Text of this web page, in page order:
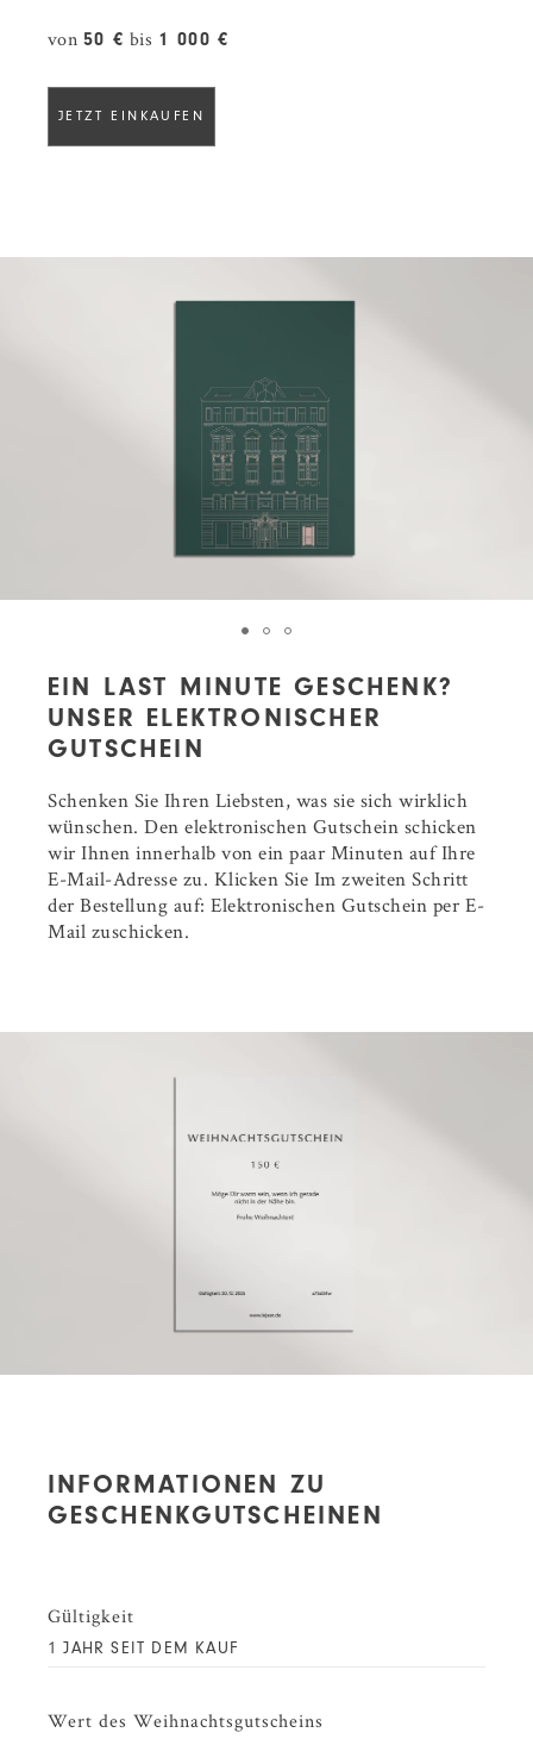
von 50 € bis 1 000 €
JETZT EINKAUFEN
EIN LAST MINUTE GESCHENK?
UNSER ELEKTRONISCHER
GUTSCHEIN
Schenken Sie Ihren Liebsten, was sie sich wirklich
wünschen. Den elektronischen Gutschein schicken
wir Ihnen innerhalb von ein paar Minuten auf Ihre
E-Mail-Adresse zu. Klicken Sie Im zweiten Schritt
der Bestellung auf: Elektronischen Gutschein per E-
Mail zuschicken.
INFORMATIONEN ZU
GESCHENKGUTSCHEINEN
Gültigkeit
1 JAHR SEIT DEM KAUF
Wert des Weihnachtsgutscheins